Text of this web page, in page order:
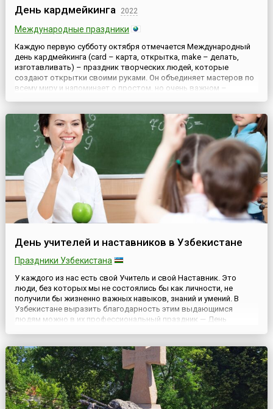
День кардмейкинга 2022
Международные праздники
Каждую первую субботу октября отмечается Международный
день кардмейкинга (card – карта, открытка, make – делать,
изготавливать) – праздник творческих людей, которые
создают открытки своими руками. Он объединяет мастеров по
всему миру и напоминает о простом, но очень важном –
началась в 2...
День учителей и наставников в Узбекистане
Праздники Узбекистана
У каждого из нас есть свой Учитель и свой Наставник. Это
люди, без которых мы не состоялись бы как личности, не
получили бы жизненно важных навыков, знаний и умений. В
Узбекистане выразить благодарность этим выдающимся
людям можно в их профессиональный праздник — День
с Указом П...